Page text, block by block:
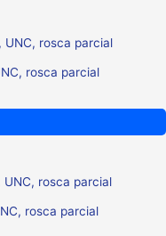
rosca parcial
rosca parcial